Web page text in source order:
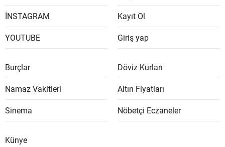
İNSTAGRAM
YOUTUBE
Kayıt Ol
Giriş yap
Burçlar
Namaz Vakitleri
Sinema
Döviz Kurları
Altın Fiyatları
Nöbetçi Eczaneler
Künye